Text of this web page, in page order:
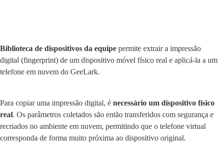
Biblioteca de dispositivos da equipe permite extrair a impressão
digital (fingerprint) de um dispositivo móvel físico real e aplicá-la a um
telefone em nuvem do GeeLark.
Para copiar uma impressão digital, é necessário um dispositivo físico
real. Os parâmetros coletados são então transferidos com segurança e
recriados no ambiente em nuvem, permitindo que o telefone virtual
corresponda de forma muito próxima ao dispositivo original.